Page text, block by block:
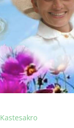
Kastesakro